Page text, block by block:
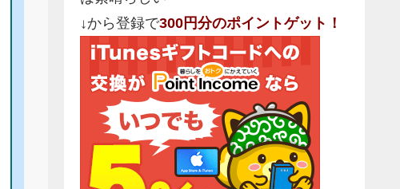
↓から登録で300円分のポイントゲット！